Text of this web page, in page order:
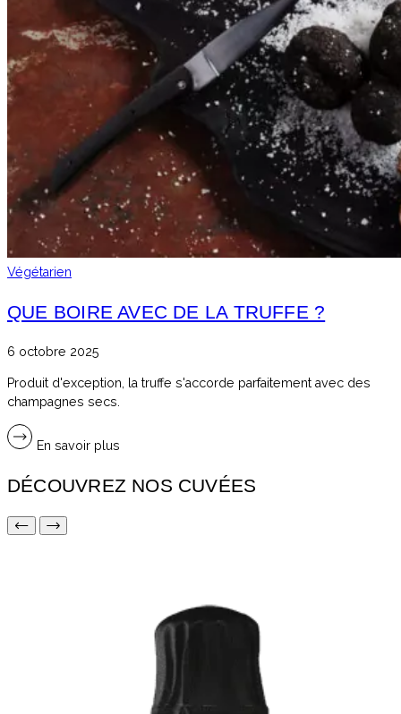
Végétarien
QUE BOIRE AVEC DE LA TRUFFE ?
6 octobre 2025
Produit d'exception, la truffe s'accorde parfaitement avec des
champagnes secs.
En savoir plus
DÉCOUVREZ NOS CUVÉES